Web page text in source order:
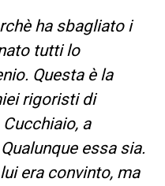
ha sbagliato i
tutti lo
Questa è la
rigoristi di
a
essa sia.
era convinto, ma